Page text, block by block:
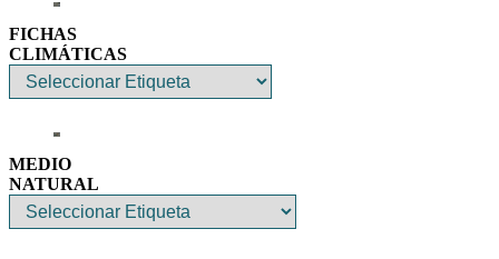
FICHAS
CLIMÁTICAS
MEDIO
NATURAL